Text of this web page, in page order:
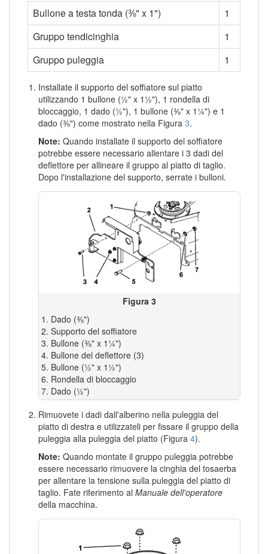
Bullone a testa tonda (⅜" x 1")
1
Gruppo tendicinghia
1
Gruppo puleggia
1
Installate il supporto del soffiatore sul piatto
utilizzando 1 bullone (½" x 1½"), 1 rondella di
bloccaggio, 1 dado (½"), 1 bullone (⅜" x 1¼") e 1
dado (⅜") come mostrato nella Figura 3.
Note: Quando installate il supporto del soffiatore
potrebbe essere necessario allentare i 3 dadi del
deflettore per allineare il gruppo al piatto di taglio.
Dopo l'installazione del supporto, serrate i bulloni.
Figura 3
Dado (⅜")
Supporto del soffiatore
Bullone (⅜" x 1¼")
Bullone del deflettore (3)
Bullone (½" x 1½")
Rondella di bloccaggio
Dado (½")
Rimuovete i dadi dall'alberino nella puleggia del
piatto di destra e utilizzateli per fissare il gruppo della
puleggia alla puleggia del piatto (Figura 4).
Note: Quando montate il gruppo puleggia potrebbe
essere necessario rimuovere la cinghia del tosaerba
per allentare la tensione sulla puleggia del piatto di
taglio. Fate riferimento al Manuale dell'operatore
della macchina.